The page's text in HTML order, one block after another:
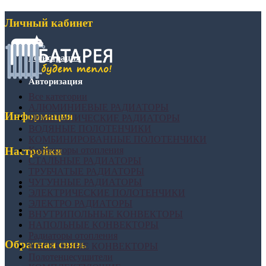
Личный кабинет
Регистрация
Авторизация
Информация
Настройки
Обратная связь
БИМЕТАЛИЧЕСКИЕ РАДИАТОРЫ
Конвекторы отопления
СТАЛЬНЫЕ РАДИАТОРЫ
НАСТЕННЫЕ КОНВЕКТОРЫ